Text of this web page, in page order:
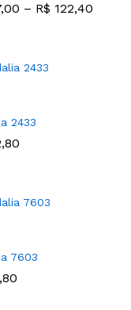
– R$ 122,40
2433
7603